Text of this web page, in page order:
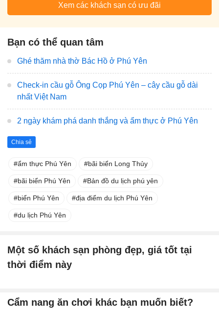
Xem các khách sạn có ưu đãi
Bạn có thể quan tâm
Ghé thăm nhà thờ Bác Hồ ở Phú Yên
Check-in cầu gỗ Ông Cọp Phú Yên – cây cầu gỗ dài
nhất Việt Nam
2 ngày khám phá danh thắng và ẩm thực ở Phú Yên
Chia sẻ
ẩm thực Phú Yên bãi biển Long Thủy
bãi biển Phú Yên Bản đồ du lịch phú yên
biển Phú Yên địa điểm du lịch Phú Yên
du lịch Phú Yên
Một số khách sạn phòng đẹp, giá tốt tại
thời điểm này
Cẩm nang ăn chơi khác bạn muốn biết?